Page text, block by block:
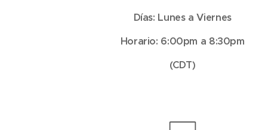
Días: Lunes a Viernes
Horario: 6:00pm a 8:30pm
(CDT)